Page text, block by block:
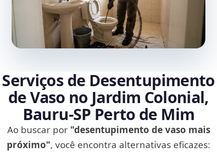
Serviços de Desentupimento
de Vaso no Jardim Colonial,
Bauru‑SP Perto de Mim
Ao buscar por "desentupimento de vaso mais
próximo", você encontra alternativas eficazes: